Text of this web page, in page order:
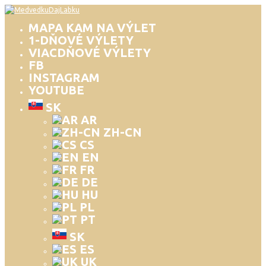
MAPA KAM NA VÝLET
1-DŇOVÉ VÝLETY
VIACDŇOVÉ VÝLETY
FB
INSTAGRAM
YOUTUBE
SK
AR
ZH-CN
CS
EN
FR
DE
HU
PL
PT
SK
ES
UK